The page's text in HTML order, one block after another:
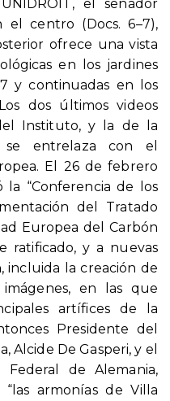
el senador
el centro (Docs. 6–7),
ofrece una vista
en los jardines
y continuadas en los
dos últimos videos
Instituto, y la de la
se entrelaza con el
El 26 de febrero
la “Conferencia de los
del Tratado
Europea del Carbón
ratificado, y a nuevas
incluida la creación de
en las que
artífices de la
Presidente del
Alcide De Gasperi, y el
de Alemania,
armonías de Villa